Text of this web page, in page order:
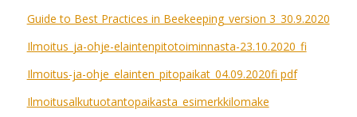
Guide to Best Practices in Beekeeping_version 3_30.9.2020
Ilmoitus_ja-ohje-elaintenpitotoiminnasta-23.10.2020_fi
Ilmoitus-ja-ohje_elainten_pitopaikat_04.09.2020fi pdf
Ilmoitusalkutuotantopaikasta_esimerkkilomake